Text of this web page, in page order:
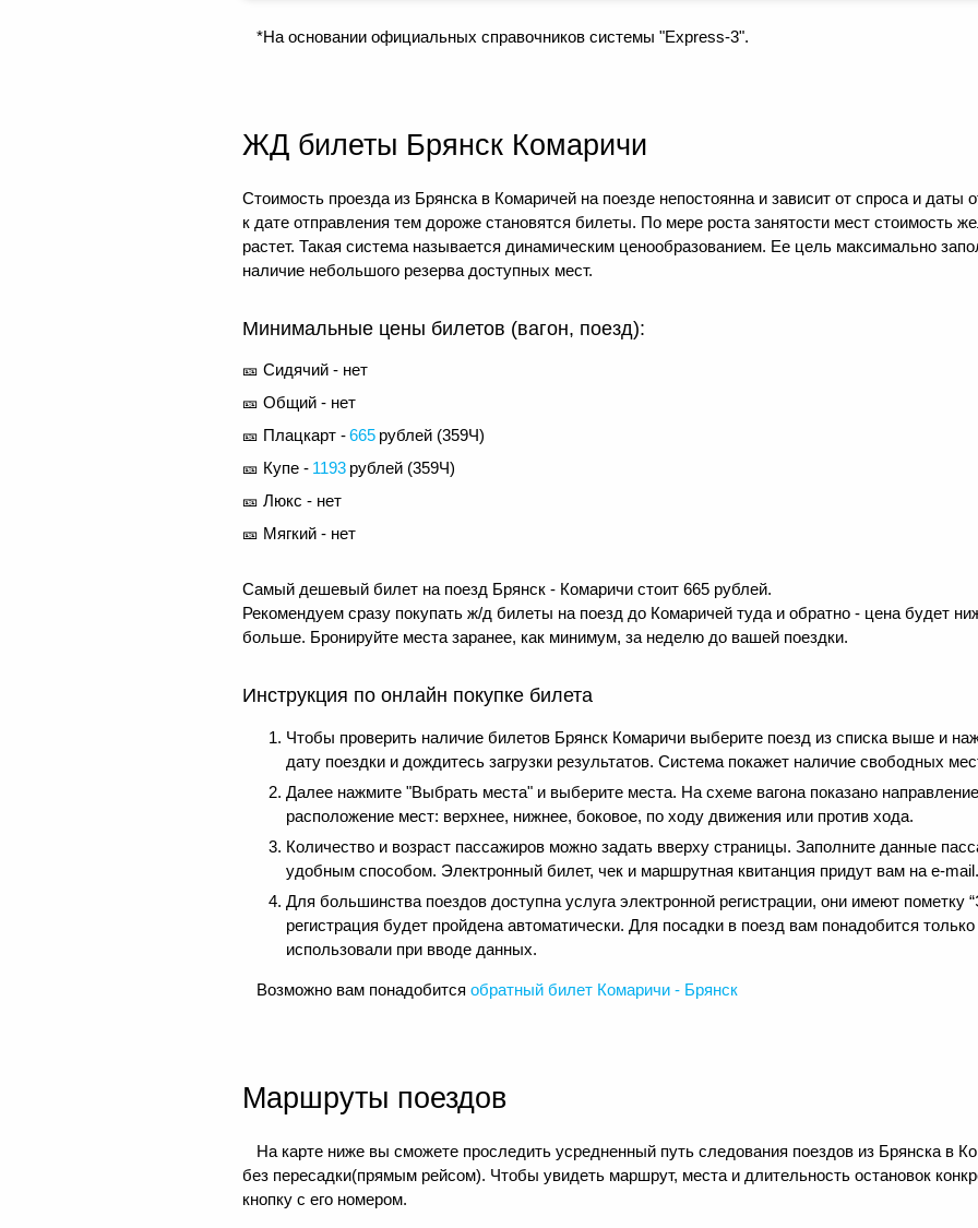
*На основании официальных справочников системы "Express-3".
ЖД билеты Брянск Комаричи
Стоимость проезда из Брянска в Комаричей на поезде непостоянна и зависит от спроса и даты
к дате отправления тем дороже становятся билеты. По мере роста занятости мест стоимость
растет. Такая система называется динамическим ценообразованием. Ее цель максимально
наличие небольшого резерва доступных мест.
Минимальные цены билетов (вагон, поезд):
🎫 Сидячий - нет
🎫 Общий - нет
🎫 Плацкарт -665 рублей (359Ч)
🎫 Купе - 1193 рублей (359Ч)
🎫 Люкс - нет
🎫 Мягкий - нет
Самый дешевый билет на поезд Брянск - Комаричи стоит 665 рублей.
Рекомендуем сразу покупать ж/д билеты на поезд до Комаричей туда и обратно - цена будет
больше. Бронируйте места заранее, как минимум, за неделю до вашей поездки.
Инструкция по онлайн покупке билета
Чтобы проверить наличие билетов Брянск Комаричи выберите поезд из списка выше и
дату поездки и дождитесь загрузки результатов. Система покажет наличие свободных
Далее нажмите "Выбрать места" и выберите места. На схеме вагона показано
расположение мест: верхнее, нижнее, боковое, по ходу движения или против хода.
Количество и возраст пассажиров можно задать вверху страницы. Заполните данные
удобным способом. Электронный билет, чек и маршрутная квитанция придут вам на e-mail.
Для большинства поездов доступна услуга электронной регистрации, они имеют пометку
регистрация будет пройдена автоматически. Для посадки в поезд вам понадобится
использовали при вводе данных.
Возможно вам понадобится обратный билет Комаричи - Брянск
Маршруты поездов
На карте ниже вы сможете проследить усредненный путь следования поездов из Брянска в
без пересадки(прямым рейсом). Чтобы увидеть маршрут, места и длительность остановок
кнопку с его номером.